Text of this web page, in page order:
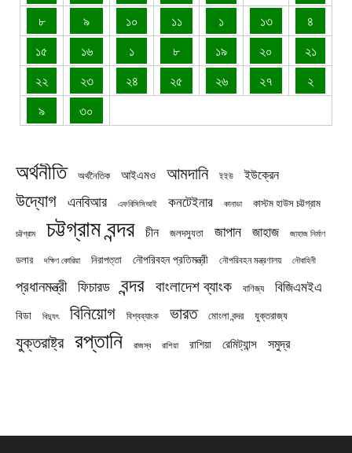
৮
৯ ১০ ১১ ১ ১৩
৪
১৫
১৬ ১ ৮ ১৯ ২০
২১
২২
২৩ ২৪ ২৫ ২৬ ২৭
২
৯
৩০
অর্থনীতি অর্থনৈতিক আইএমও আমদানি ইইউ ইউক্রেন
উদ্যোগ এনবিআর এফবিসিসিআই কনটেইনার কানাডা কাস্টম হাউস চট্টগ্রাম
চট্টগ্রাম চট্টগ্রাম বন্দর চীন জলদস্যুতা জাপান জাহাজ জাহাজ নির্মাণ
ডলার দক্ষিণ কোরিয়া নিরাপত্তা নৌপরিবহন প্রতিমন্ত্রী নৌপরিবহন মন্ত্রণালয় নৌবাহিনী
প্রধানমন্ত্রী ফিচারড বন্দর বাংলাদেশ ব্যাংক বাণিজ্য বিজিএমইএ
বিডা বিদ্যুৎ বিনিয়োগ বিশ্বব্যাংক ভারত মোংলা বন্দর যুক্তরাজ্য
যুক্তরাষ্ট্র রপ্তানি রাজস্ব রাশিয়া রাশিয়া রেমিট্যান্স সমুদ্র